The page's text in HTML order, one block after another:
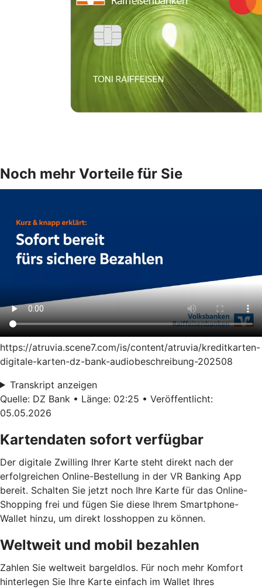
Noch mehr Vorteile für Sie
https://atruvia.scene7.com/is/content/atruvia/kreditkarten-
digitale-karten-dz-bank-audiobeschreibung-202508
Transkript anzeigen
Quelle: DZ Bank • Länge: 02:25 • Veröffentlicht:
05.05.2026
Kartendaten sofort verfügbar
Der digitale Zwilling Ihrer Karte steht direkt nach der
erfolgreichen Online-Bestellung in der VR Banking App
bereit. Schalten Sie jetzt noch Ihre Karte für das Online-
Shopping frei und fügen Sie diese Ihrem Smartphone-
Wallet hinzu, um direkt losshoppen zu können.
Weltweit und mobil bezahlen
Zahlen Sie weltweit bargeldlos. Für noch mehr Komfort
hinterlegen Sie Ihre Karte einfach im Wallet Ihres